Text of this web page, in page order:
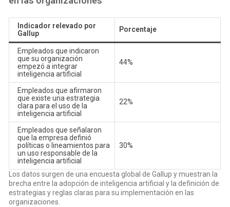
Indicador relevado por
Gallup
Porcentaje
Empleados que indicaron
que su organización
empezó a integrar
inteligencia artificial
44%
Empleados que afirmaron
que existe una estrategia
clara para el uso de la
inteligencia artificial
22%
Empleados que señalaron
que la empresa definió
políticas o lineamientos para
un uso responsable de la
inteligencia artificial
30%
Los datos surgen de una encuesta global de Gallup y muestran la
brecha entre la adopción de inteligencia artificial y la definición de
estrategias y reglas claras para su implementación en las
organizaciones.